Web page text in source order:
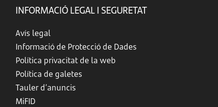
INFORMACIÓ LEGAL I SEGURETAT
Avís legal
Informació de Protecció de Dades
Política privacitat de la web
Política de galetes
Tauler d’anuncis
MiFID